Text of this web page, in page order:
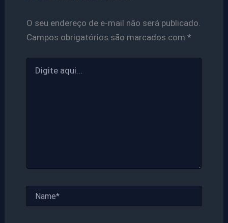
O seu endereço de e-mail não será publicado.
Campos obrigatórios são marcados com *
aqui...